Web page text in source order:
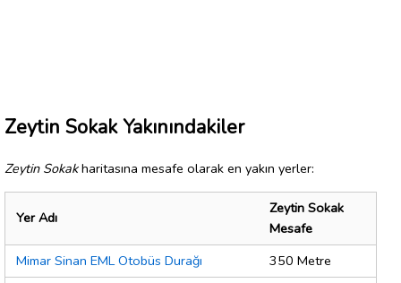
Zeytin Sokak Yakınındakiler
Zeytin Sokakharitasına mesafe olarak en yakın yerler:
Yer Adı
Zeytin Sokak
Mesafe
Mimar Sinan EML Otobüs Durağı
350 Metre